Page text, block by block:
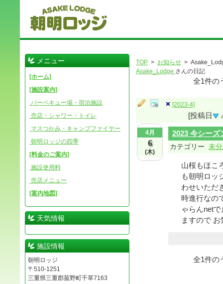
TOP > お知らせ >
Asake_Lodge さんの日記
全1件の
[2023-4]
[投稿日
4月
6
(木)
2023 今シーズ
カテゴリー 未
山桜もほこ
も朝明ロッ
わせいただ
時進行なの
ゃらんnet
ますので
全1件の
メニュー
[ホーム]
[施設案内]
バーベキュー場・宿泊施設
売店・シャワー・トイレ
マスつかみ・キャンプファイヤー
朝明ロッジの四季
[料金のご案内]
施設使用料
売店メニュー
[案内地図]
天気情報
施設情報
朝明ロッジ
〒510-1251
三重県三重郡菰野町千草7163